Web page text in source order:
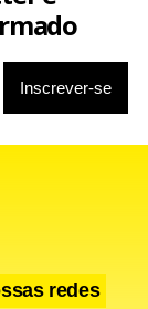
redes